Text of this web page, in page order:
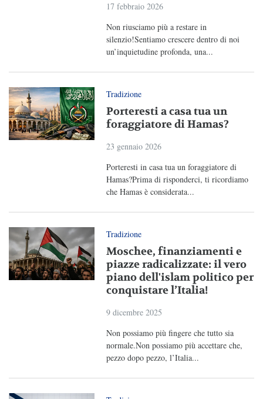
17 febbraio 2026
Non riusciamo più a restare in
silenzio!Sentiamo crescere dentro di noi
un’inquietudine profonda, una...
Tradizione
Porteresti a casa tua un
foraggiatore di Hamas?
23 gennaio 2026
Porteresti in casa tua un foraggiatore di
Hamas?Prima di risponderci, ti ricordiamo
che Hamas è considerata...
Tradizione
Moschee, finanziamenti e
piazze radicalizzate: il vero
piano dell'islam politico per
conquistare l’Italia!
9 dicembre 2025
Non possiamo più fingere che tutto sia
normale.Non possiamo più accettare che,
pezzo dopo pezzo, l’Italia...